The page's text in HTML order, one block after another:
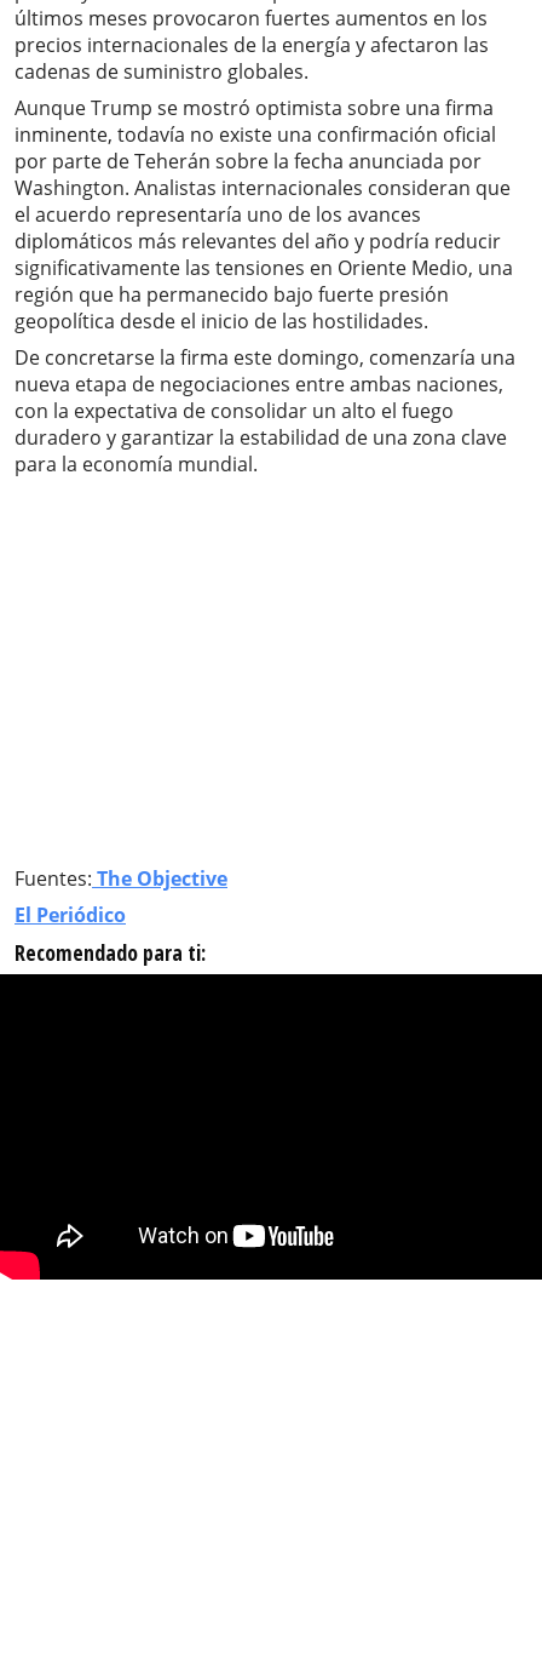
últimos meses provocaron fuertes aumentos en los
precios internacionales de la energía y afectaron las
cadenas de suministro globales.
Aunque Trump se mostró optimista sobre una firma
inminente, todavía no existe una confirmación oficial
por parte de Teherán sobre la fecha anunciada por
Washington. Analistas internacionales consideran que
el acuerdo representaría uno de los avances
diplomáticos más relevantes del año y podría reducir
significativamente las tensiones en Oriente Medio, una
región que ha permanecido bajo fuerte presión
geopolítica desde el inicio de las hostilidades.
De concretarse la firma este domingo, comenzaría una
nueva etapa de negociaciones entre ambas naciones,
con la expectativa de consolidar un alto el fuego
duradero y garantizar la estabilidad de una zona clave
para la economía mundial.
Fuentes: The Objective
El Periódico
Recomendado para ti: